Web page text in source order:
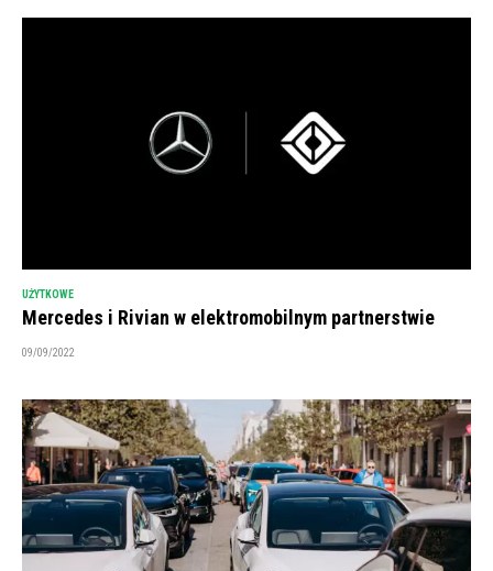
UŻYTKOWE
Mercedes i Rivian w elektromobilnym partnerstwie
09/09/2022